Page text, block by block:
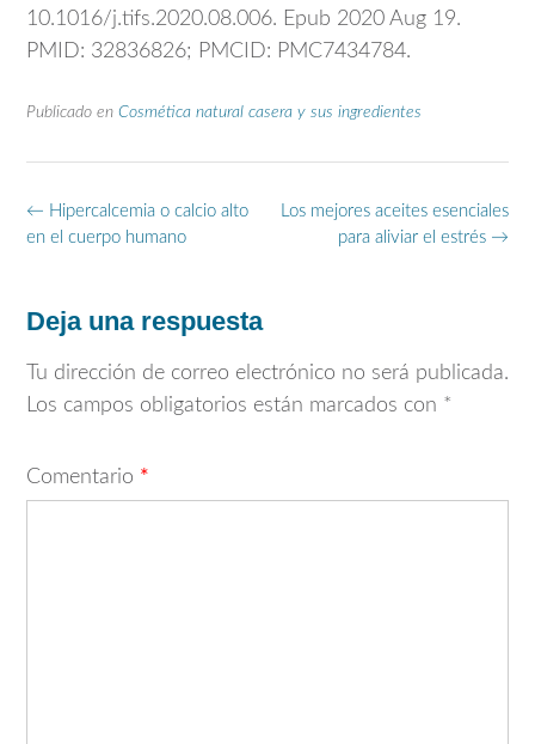
10.1016/j.tifs.2020.08.006. Epub 2020 Aug 19.
PMID: 32836826; PMCID: PMC7434784.
Publicado en Cosmética natural casera y sus ingredientes
Navegación
de
Los mejores aceites esenciales
para aliviar el estrés →
← Hipercalcemia o calcio alto
en el cuerpo humano
Deja una respuesta
Tu dirección de correo electrónico no será publicada.
Los campos obligatorios están marcados con *
Comentario *